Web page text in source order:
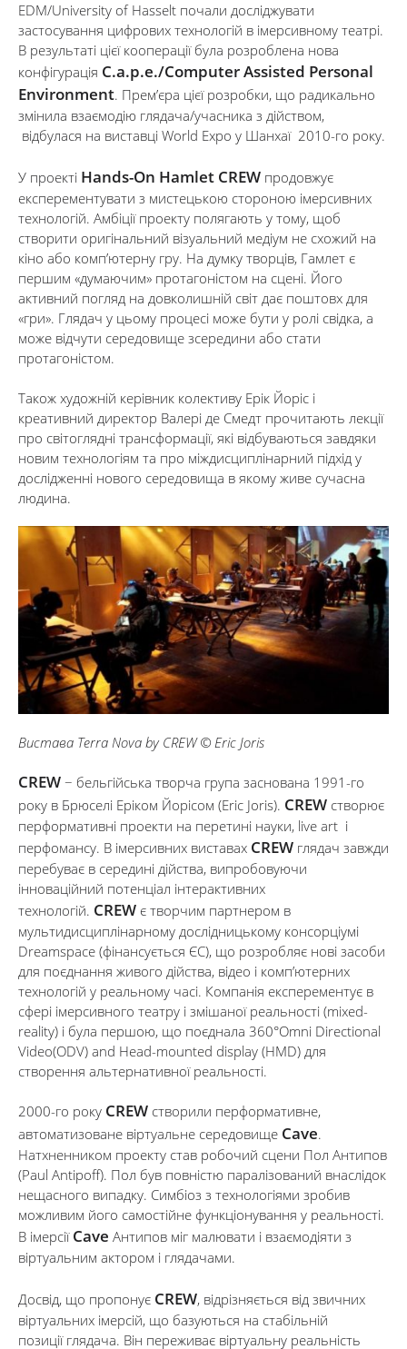
EDM/University of Hasselt почали досліджувати
застосування цифрових технологій в імерсивному театрі.
В результаті цієї кооперації була розроблена нова
конфігурація C.a.p.e./Computer Assisted Personal
Environment. Прем’єра цієї розробки, що радикально
змінила взаємодію глядача/учасника з дійством,
відбулася на виставці World Expo у Шанхаї 2010-го року.
У проекті Hands-On Hamlet СREW продовжує
експерементувати з мистецькою стороною імерсивних
технологій. Амбіції проекту полягають у тому, щоб
створити оригінальний візуальний медіум не схожий на
кіно або комп’ютерну гру. На думку творців, Гамлет є
першим «думаючим» протагоністом на сцені. Його
активний погляд на довколишній світ дає поштовх для
«гри». Глядач у цьому процесі може бути у ролі свідка, а
може відчути середовище зсередини або стати
протагоністом.
Також художній керівник колективу Ерік Йоріс і
креативний директор Валері де Смедт прочитають лекції
про світоглядні трансформації, які відбуваються завдяки
новим технологіям та про міждисциплінарний підхід у
дослідженні нового середовища в якому живе сучасна
людина.
Вистава Terra Nova by CREW © Eric Joris
CREW − бельгійська творча група заснована 1991-го
року в Брюселі Еріком Йорісом (Eric Joris). СREW створює
перформативні проекти на перетині науки, live art і
перфомансу. В імерсивних виставах СREW глядач завжди
перебуває в середині дійства, випробовуючи
інноваційний потенціал інтерактивних
технологій. CREW є творчим партнером в
мультидисциплінарному дослідницькому консорціумі
Dreamspace (фінансується ЄС), що розробляє нові засоби
для поєднання живого дійства, відео і комп’ютерних
технологій у реальному часі. Компанія експерементує в
сфері імерсивного театру і змішаної реальності (mixed-
reality) і була першою, що поєднала 360°Omni Directional
Video(ODV) and Head-mounted display (HMD) для
створення альтернативної реальності.
2000-го року CREW створили перформативне,
автоматизоване віртуальне середовище Cave.
Натхненником проекту став робочий сцени Пол Антипов
(Paul Antipoff). Пол був повністю паралізований внаслідок
нещасного випадку. Симбіоз з технологіями зробив
можливим його самостійне функціонування у реальності.
В імерсії Cave Антипов міг малювати і взаємодіяти з
віртуальним актором і глядачами.
Досвід, що пропонує CREW, відрізняється від звичних
віртуальних імерсій, що базуються на стабільній
позиції глядача. Він переживає віртуальну реальність